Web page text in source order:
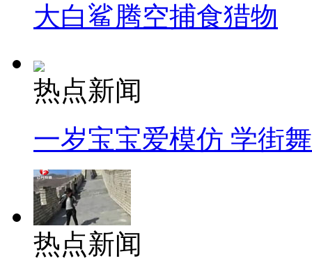
大白鲨腾空捕食猎物
热点新闻
一岁宝宝爱模仿 学街
热点新闻